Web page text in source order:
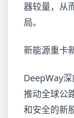
器较量，从
局。
新能源重卡
DeepWay深
推动全球公
和安全的新